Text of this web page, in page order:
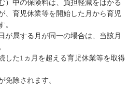
）中の保険料は、負担軽減をはかる
、育児休業等を開始した月から育児
。
が属する月が同一の場合は、当該月
した1ヵ月を超える育児休業等を取得
免除されます。